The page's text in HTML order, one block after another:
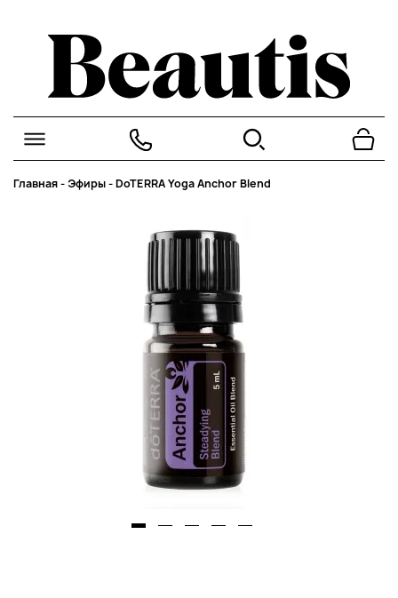
Главная-Эфиры-DoTERRA Yoga Anchor Blend